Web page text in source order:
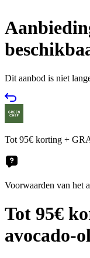
Dit aanbod is niet
Tot 95€ korting +
Voorwaarden van het
Tot 95€
avocado-